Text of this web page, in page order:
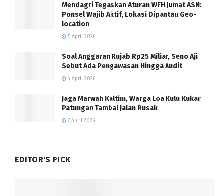
Mendagri Tegaskan Aturan WFH Jumat ASN:
Ponsel Wajib Aktif, Lokasi Dipantau Geo-
location
5 April 2026
Soal Anggaran Rujab Rp25 Miliar, Seno Aji
Sebut Ada Pengawasan Hingga Audit
4 April 2026
Jaga Marwah Kaltim, Warga Loa Kulu Kukar
Patungan Tambal Jalan Rusak
7 April 2026
EDITOR'S PICK